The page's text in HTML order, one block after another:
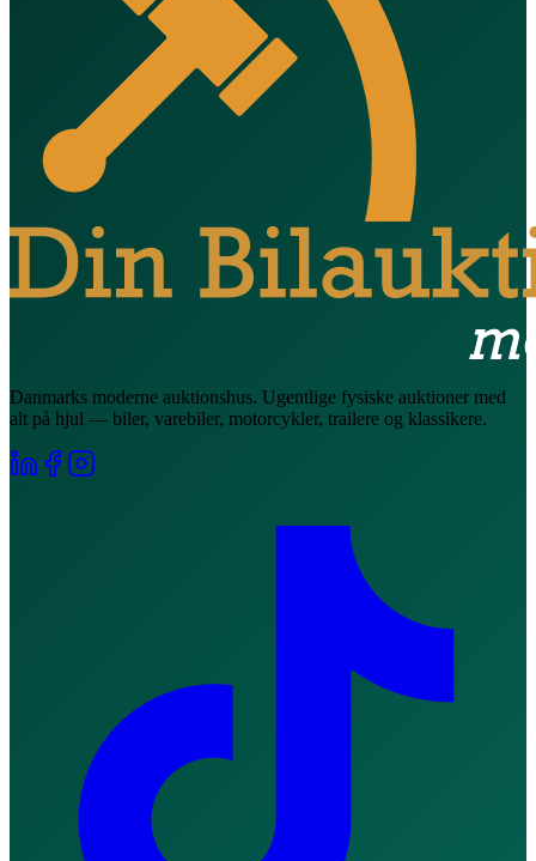
Danmarks moderne auktionshus. Ugentlige fysiske auktioner med
alt på hjul — biler, varebiler, motorcykler, trailere og klassikere.